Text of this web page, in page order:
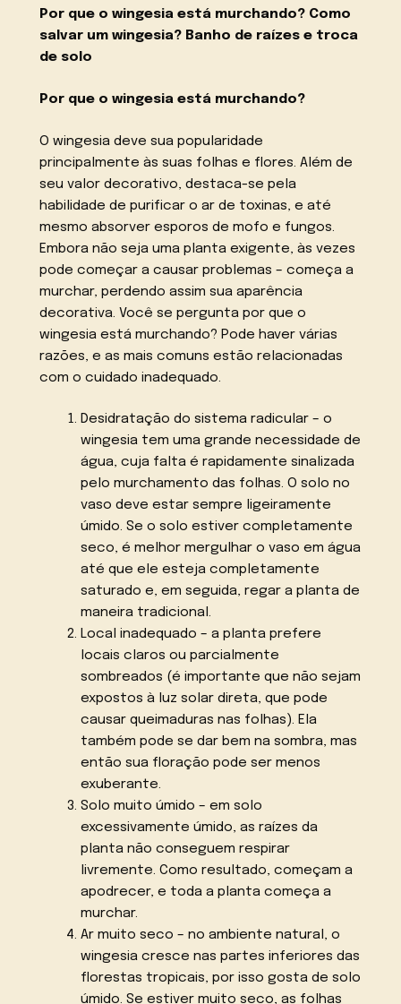
Por que o wingesia está murchando? Como
salvar um wingesia? Banho de raízes e troca
de solo
Por que o wingesia está murchando?
O wingesia deve sua popularidade
principalmente às suas folhas e flores. Além de
seu valor decorativo, destaca-se pela
habilidade de purificar o ar de toxinas, e até
mesmo absorver esporos de mofo e fungos.
Embora não seja uma planta exigente, às vezes
pode começar a causar problemas – começa a
murchar, perdendo assim sua aparência
decorativa. Você se pergunta por que o
wingesia está murchando? Pode haver várias
razões, e as mais comuns estão relacionadas
com o cuidado inadequado.
Desidratação do sistema radicular – o
wingesia tem uma grande necessidade de
água, cuja falta é rapidamente sinalizada
pelo murchamento das folhas. O solo no
vaso deve estar sempre ligeiramente
úmido. Se o solo estiver completamente
seco, é melhor mergulhar o vaso em água
até que ele esteja completamente
saturado e, em seguida, regar a planta de
maneira tradicional.
Local inadequado – a planta prefere
locais claros ou parcialmente
sombreados (é importante que não sejam
expostos à luz solar direta, que pode
causar queimaduras nas folhas). Ela
também pode se dar bem na sombra, mas
então sua floração pode ser menos
exuberante.
Solo muito úmido – em solo
excessivamente úmido, as raízes da
planta não conseguem respirar
livremente. Como resultado, começam a
apodrecer, e toda a planta começa a
murchar.
Ar muito seco – no ambiente natural, o
wingesia cresce nas partes inferiores das
florestas tropicais, por isso gosta de solo
úmido. Se estiver muito seco, as folhas